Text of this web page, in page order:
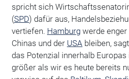
spricht sich
(SPD) dafür aus,
vertiefen. Hamburgwerde enger
Chinas und der USA bleiben,
das Potenzial innerhalb
größer als wir es heute bereits